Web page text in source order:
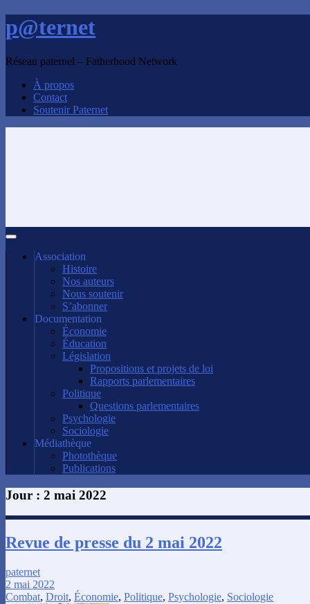
p@ternet
Réseau paternel – Fatherhood Network
À propos
Contact
Soutenir Paternet
Association
Histoire
Nos auteurs
Nous soutenir
S’abonner
Documentation
Économie
Éducation
Législation
Propositions et projets de loi
Rapports parlementaires
Politique
Questions parlementaires
Psychologie
Sociologie
Médiathèque
Photothèque
Publications
Jour : 2 mai 2022
Revue de presse du 2 mai 2022
paternet
2 mai 2022
Combat, Droit, Économie, Politique, Psychologie, Sociologie